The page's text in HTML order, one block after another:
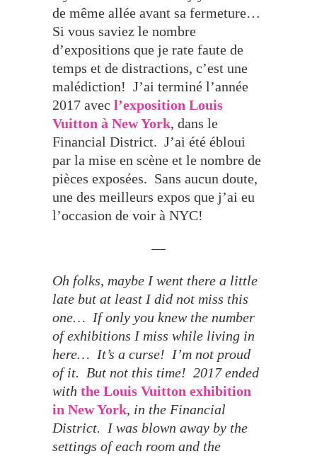
de même allée avant sa fermeture…
Si vous saviez le nombre
d’expositions que je rate faute de
temps et de distractions, c’est une
malédiction! J’ai terminé l’année
2017 avec l’exposition Louis
Vuitton à New York, dans le
Financial District. J’ai été ébloui
par la mise en scène et le nombre de
pièces exposées. Sans aucun doute,
une des meilleurs expos que j’ai eu
l’occasion de voir à NYC!
—
Oh folks, maybe I went there a little
late but at least I did not miss this
one… If only you knew the number
of exhibitions I miss while living in
here… It’s a curse! I’m not proud
of it. But not this time! 2017 ended
with the Louis Vuitton exhibition
in New York, in the Financial
District. I was blown away by the
settings of each room and the